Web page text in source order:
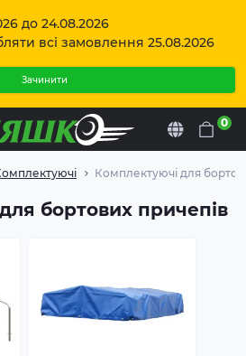
до 24.08.2026
всі замовлення 25.08.2026
Зачинити
Uk 0
Комплектуючі для
бортових причепів